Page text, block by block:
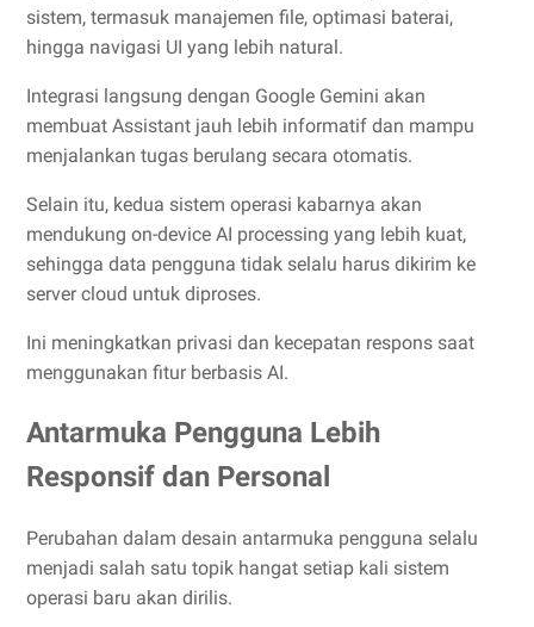
sistem, termasuk manajemen file, optimasi baterai,
hingga navigasi UI yang lebih natural.
Integrasi langsung dengan Google Gemini akan
membuat Assistant jauh lebih informatif dan mampu
menjalankan tugas berulang secara otomatis.
Selain itu, kedua sistem operasi kabarnya akan
mendukung on-device AI processing yang lebih kuat,
sehingga data pengguna tidak selalu harus dikirim ke
server cloud untuk diproses.
Ini meningkatkan privasi dan kecepatan respons saat
menggunakan fitur berbasis AI.
Antarmuka Pengguna Lebih
Responsif dan Personal
Perubahan dalam desain antarmuka pengguna selalu
menjadi salah satu topik hangat setiap kali sistem
operasi baru akan dirilis.